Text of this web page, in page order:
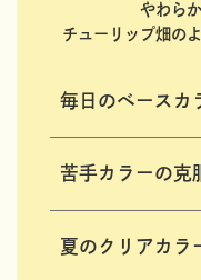
やわら
チューリップ畑の
毎日のベースカ
苦手カラーの克
夏のクリアカラ